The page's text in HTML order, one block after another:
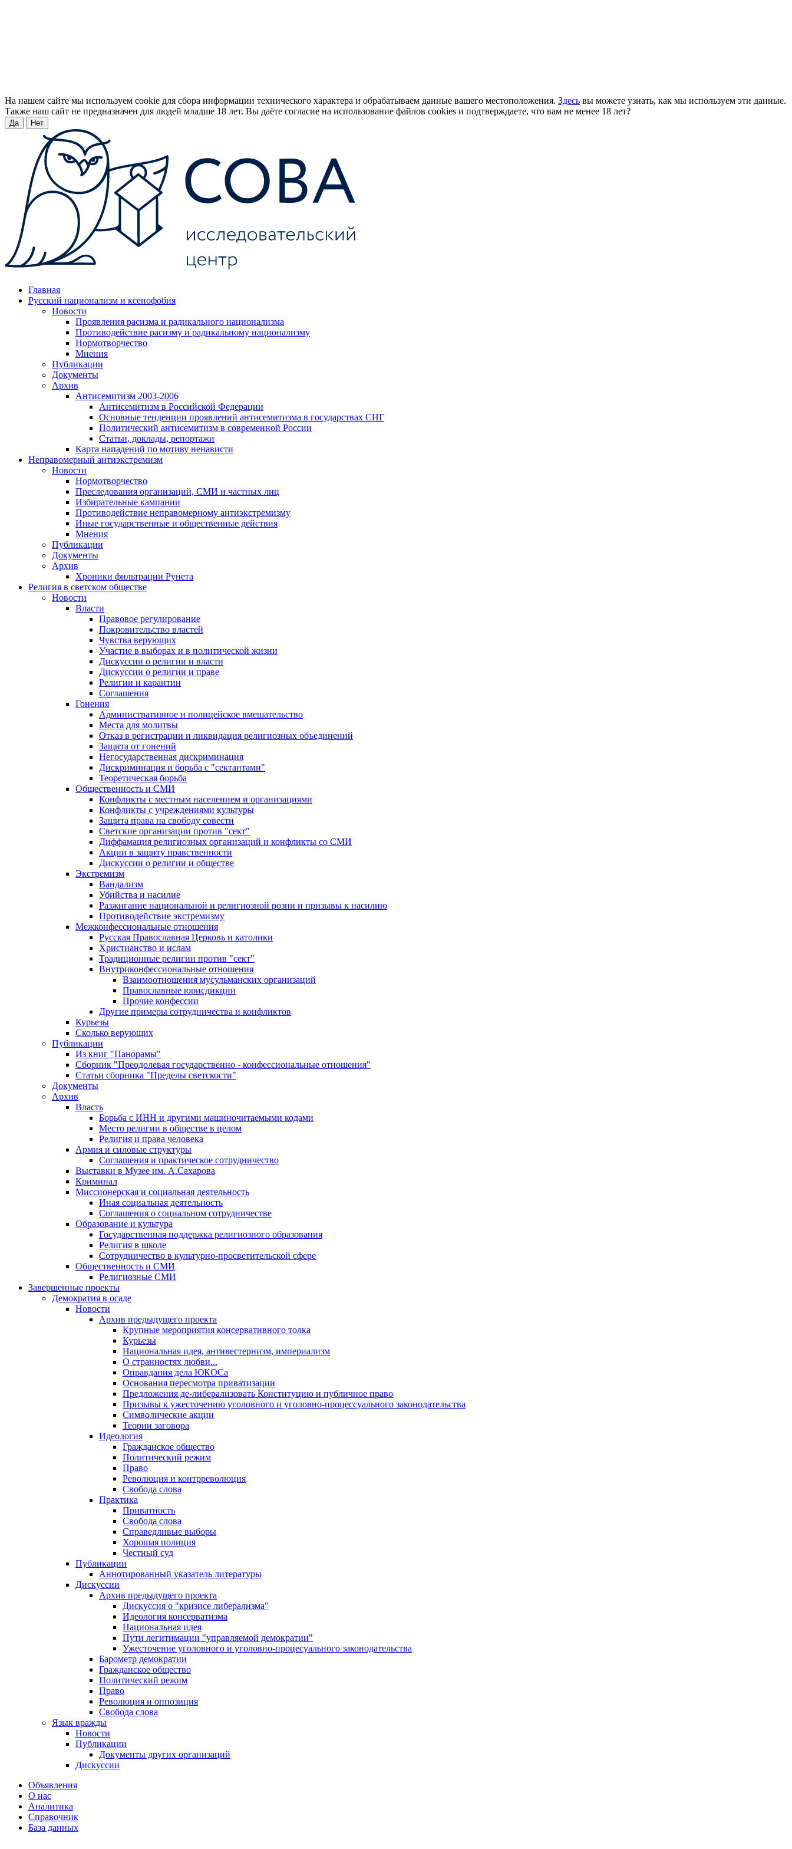
На нашем сайте мы используем cookie для сбора информации технического характера и обрабатываем данные вашего местоположения. Здесь вы можете узнать, как мы используем эти данные.
Также наш сайт не предназначен для людей младше 18 лет. Вы даёте согласие на использование файлов cookies и подтверждаете, что вам не менее 18 лет?
Да Нет
Главная
Русский национализм и ксенофобия
Новости
Проявления расизма и радикального национализма
Противодействие расизму и радикальному национализму
Нормотворчество
Мнения
Публикации
Документы
Архив
Антисемитизм 2003-2006
Антисемитизм в Российской Федерации
Основные тенденции проявлений антисемитизма в государствах СНГ
Политический антисемитизм в современной России
Статьи, доклады, репортажи
Карта нападений по мотиву ненависти
Неправомерный антиэкстремизм
Новости
Нормотворчество
Преследования организаций, СМИ и частных лиц
Избирательные кампании
Противодействие неправомерному антиэкстремизму
Иные государственные и общественные действия
Мнения
Публикации
Документы
Архив
Хроники фильтрации Рунета
Религия в светском обществе
Новости
Власти
Правовое регулирование
Покровительство властей
Чувства верующих
Участие в выборах и в политической жизни
Дискуссии о религии и власти
Дискуссии о религии и праве
Религии и карантин
Соглашения
Гонения
Административное и полицейское вмешательство
Места для молитвы
Отказ в регистрации и ликвидация религиозных объединений
Защита от гонений
Негосударственная дискриминация
Дискриминация и борьба с "сектантами"
Теоретическая борьба
Общественность и СМИ
Конфликты с местным населением и организациями
Конфликты с учреждениями культуры
Защита права на свободу совести
Светские организации против "сект"
Диффамация религиозных организаций и конфликты со СМИ
Акции в защиту нравственности
Дискуссии о религии и обществе
Экстремизм
Вандализм
Убийства и насилие
Разжигание национальной и религиозной розни и призывы к насилию
Противодействие экстремизму
Межконфессиональные отношения
Русская Православная Церковь и католики
Христианство и ислам
Традиционные религии против "сект"
Внутриконфессиональные отношения
Взаимоотношения мусульманских организаций
Православные юрисдикции
Прочие конфессии
Другие примеры сотрудничества и конфликтов
Курьезы
Сколько верующих
Публикации
Из книг "Панорамы"
Сборник "Преодолевая государственно - конфессиональные отношения"
Статьи сборника "Пределы светскости"
Документы
Архив
Власть
Борьба с ИНН и другими машиночитаемыми кодами
Место религии в обществе в целом
Религия и права человека
Армия и силовые структуры
Соглашения и практическое сотрудничество
Выставки в Музее им. А.Сахарова
Криминал
Миссионерская и социальная деятельность
Иная социальная деятельность
Соглашения о социальном сотрудничестве
Образование и культура
Государственная поддержка религиозного образования
Религия в школе
Сотрудничество в культурно-просветительской сфере
Общественность и СМИ
Религиозные СМИ
Завершенные проекты
Демократия в осаде
Новости
Архив предыдущего проекта
Крупные мероприятия консервативного толка
Курьезы
Национальная идея, антивестернизм, империализм
О странностях любви...
Оправдания дела ЮКОСа
Основания пересмотра приватизации
Предложения де-либерализовать Конституцию и публичное право
Призывы к ужесточению уголовного и уголовно-процессуального законодательства
Символические акции
Теории заговора
Идеология
Гражданское общество
Политический режим
Право
Революция и контрреволюция
Свобода слова
Практика
Приватность
Свобода слова
Справедливые выборы
Хорошая полиция
Честный суд
Публикации
Аннотированный указатель литературы
Дискуссии
Архив предыдущего проекта
Дискуссия о "кризисе либерализма"
Идеология консерватизма
Национальная идея
Пути легитимации "управляемой демократии"
Ужесточение уголовного и уголовно-процесуального законодательства
Барометр демократии
Гражданское общество
Политический режим
Право
Революция и оппозиция
Свобода слова
Язык вражды
Новости
Публикации
Документы других организаций
Дискуссии
Объявления
О нас
Аналитика
Справочник
База данных